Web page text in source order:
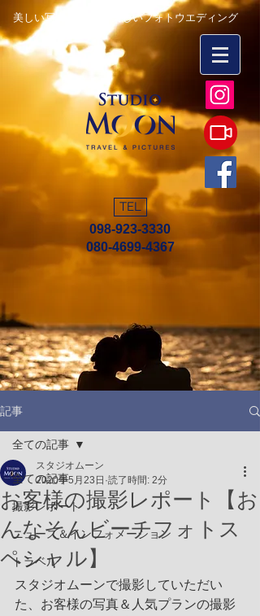
美しい写真を永遠に 楽しいフォトウエディング
TEL
098-923-3330
080-4699-4367
記事
全ての記事
撮影レポート
ニュース＆インフォメーション
トラベル
全ての記事
お客様の撮影レポート【お
んなそんビーチフォトス
ペシャル】
スタジオムーン
2020年5月23日 読了時間: 2分
スタジオムーンで撮影していただい
た、お客様の写真＆人気プランの撮影